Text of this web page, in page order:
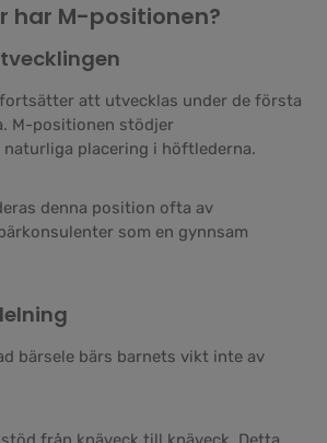
har M-positionen?
att utvecklas under de första
M-positionen stödjer
naturliga placering i höftlederna.
denna position ofta av
som en gynnsam
bärsele bärs barnets vikt inte av